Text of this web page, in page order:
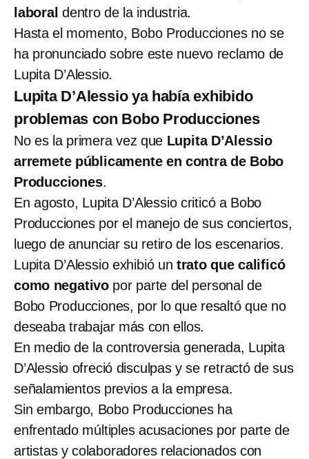
laboral dentro de la industria.
Hasta el momento, Bobo Producciones no se
ha pronunciado sobre este nuevo reclamo de
Lupita D’Alessio.
Lupita D’Alessio ya había exhibido
problemas con Bobo Producciones
No es la primera vez que Lupita D’Alessio
arremete públicamente en contra de Bobo
Producciones.
En agosto, Lupita D’Alessio criticó a Bobo
Producciones por el manejo de sus conciertos,
luego de anunciar su retiro de los escenarios.
Lupita D’Alessio exhibió un trato que calificó
como negativo por parte del personal de
Bobo Producciones, por lo que resaltó que no
deseaba trabajar más con ellos.
En medio de la controversia generada, Lupita
D’Alessio ofreció disculpas y se retractó de sus
señalamientos previos a la empresa.
Sin embargo, Bobo Producciones ha
enfrentado múltiples acusaciones por parte de
artistas y colaboradores relacionados con